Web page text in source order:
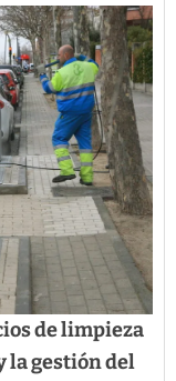
de limpieza
la gestión del